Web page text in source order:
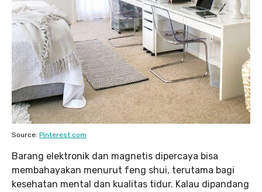
Source: Pinterest.com
Barang elektronik dan magnetis dipercaya bisa
membahayakan menurut feng shui, terutama bagi
kesehatan mental dan kualitas tidur. Kalau dipandang